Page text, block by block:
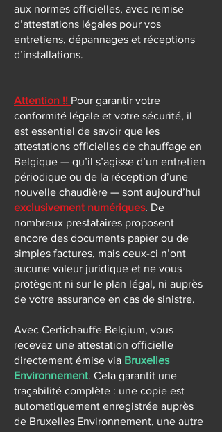
aux normes officielles, avec remise
d’attestations légales pour vos
entretiens, dépannages et réceptions
d’installations.
Attention !! Pour garantir votre
conformité légale et votre sécurité, il
est essentiel de savoir que les
attestations officielles de chauffage en
Belgique — qu’il s’agisse d’un entretien
périodique ou de la réception d’une
nouvelle chaudière — sont aujourd’hui
exclusivement numériques. De
nombreux prestataires proposent
encore des documents papier ou de
simples factures, mais ceux-ci n’ont
aucune valeur juridique et ne vous
protègent ni sur le plan légal, ni auprès
de votre assurance en cas de sinistre.
Avec Certichauffe Belgium, vous
recevez une attestation officielle
directement émise via Bruxelles
Environnement. Cela garantit une
traçabilité complète : une copie est
automatiquement enregistrée auprès
de Bruxelles Environnement, une autre